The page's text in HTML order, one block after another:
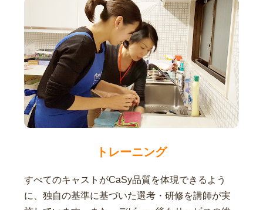
トレーニング
すべてのキャストがCaSy品質を体現できるよう
に、独自の基準に基づいた選考・研修を講師が実